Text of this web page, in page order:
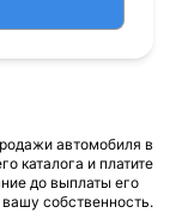
автомобиля в
каталога и платите
до выплаты его
собственность.